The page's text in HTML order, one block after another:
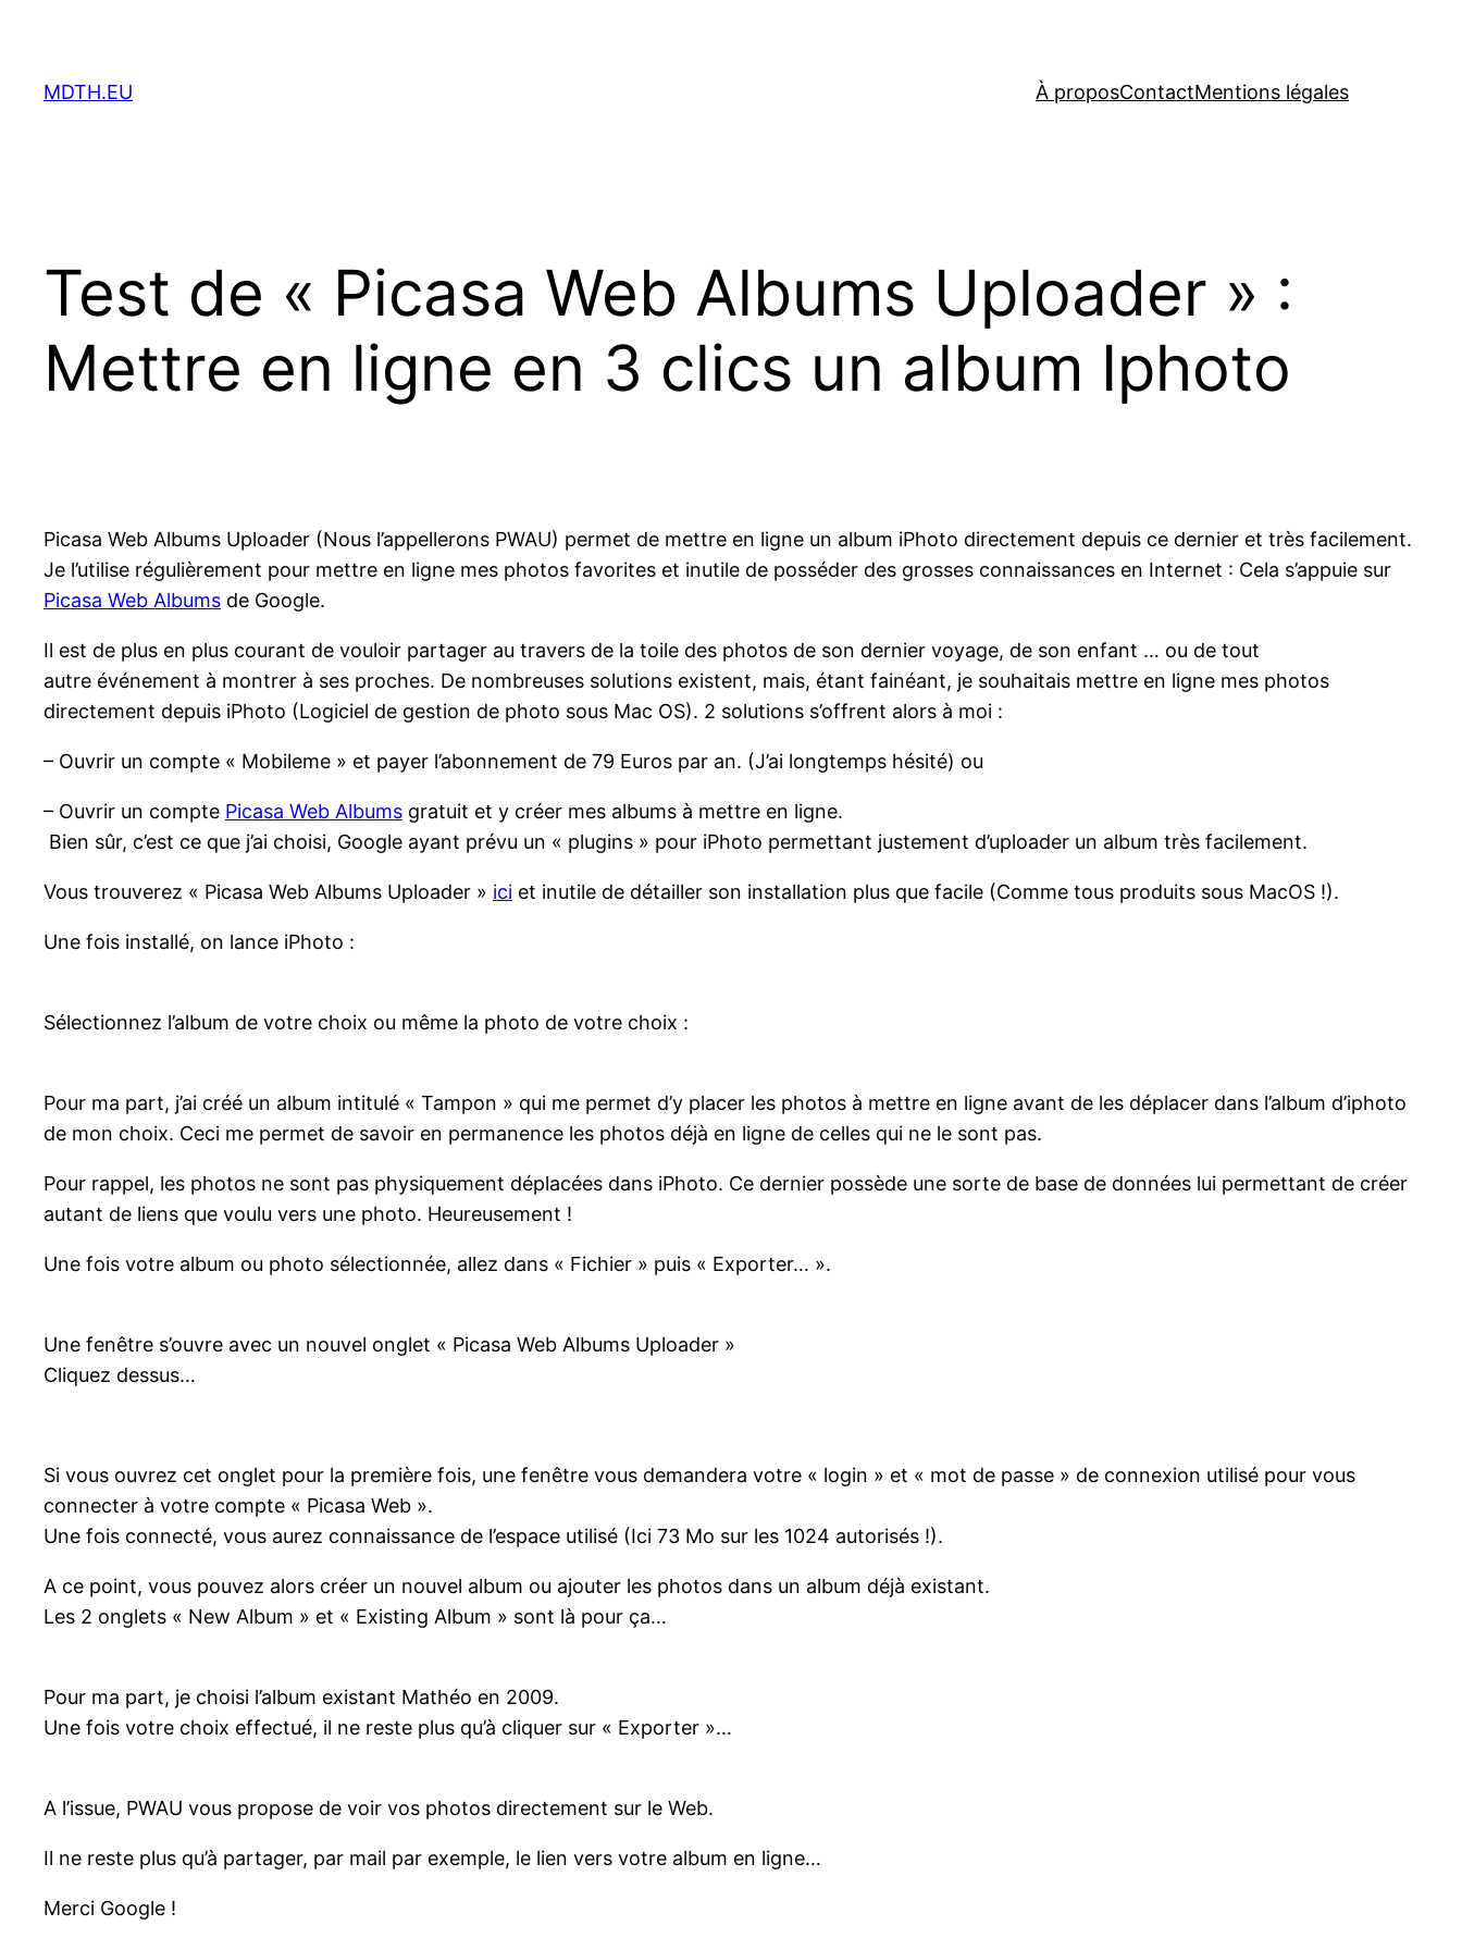
contenu
MDTH.EU À proposContactMentions légales
Test de « Picasa Web Albums Uploader » :
Mettre en ligne en 3 clics un album Iphoto
Picasa Web Albums Uploader (Nous l’appellerons PWAU) permet de mettre en ligne un album iPhoto directement depuis ce dernier et très facilement.
Je l’utilise régulièrement pour mettre en ligne mes photos favorites et inutile de posséder des grosses connaissances en Internet : Cela s’appuie sur
Picasa Web Albums de Google.
Il est de plus en plus courant de vouloir partager au travers de la toile des photos de son dernier voyage, de son enfant … ou de tout
autre événement à montrer à ses proches. De nombreuses solutions existent, mais, étant fainéant, je souhaitais mettre en ligne mes photos
directement depuis iPhoto (Logiciel de gestion de photo sous Mac OS). 2 solutions s’offrent alors à moi :
– Ouvrir un compte « Mobileme » et payer l’abonnement de 79 Euros par an. (J’ai longtemps hésité) ou
– Ouvrir un compte Picasa Web Albums gratuit et y créer mes albums à mettre en ligne.
Bien sûr, c’est ce que j’ai choisi, Google ayant prévu un « plugins » pour iPhoto permettant justement d’uploader un album très facilement.
Vous trouverez « Picasa Web Albums Uploader » ici et inutile de détailler son installation plus que facile (Comme tous produits sous MacOS !).
Une fois installé, on lance iPhoto :
Sélectionnez l’album de votre choix ou même la photo de votre choix :
Pour ma part, j’ai créé un album intitulé « Tampon » qui me permet d’y placer les photos à mettre en ligne avant de les déplacer dans l’album d’iphoto
de mon choix. Ceci me permet de savoir en permanence les photos déjà en ligne de celles qui ne le sont pas.
Pour rappel, les photos ne sont pas physiquement déplacées dans iPhoto. Ce dernier possède une sorte de base de données lui permettant de créer
autant de liens que voulu vers une photo. Heureusement !
Une fois votre album ou photo sélectionnée, allez dans « Fichier » puis « Exporter… ».
Une fenêtre s’ouvre avec un nouvel onglet « Picasa Web Albums Uploader »
Cliquez dessus…
Si vous ouvrez cet onglet pour la première fois, une fenêtre vous demandera votre « login » et « mot de passe » de connexion utilisé pour vous
connecter à votre compte « Picasa Web ».
Une fois connecté, vous aurez connaissance de l’espace utilisé (Ici 73 Mo sur les 1024 autorisés !).
A ce point, vous pouvez alors créer un nouvel album ou ajouter les photos dans un album déjà existant.
Les 2 onglets « New Album » et « Existing Album » sont là pour ça…
Pour ma part, je choisi l’album existant Mathéo en 2009.
Une fois votre choix effectué, il ne reste plus qu’à cliquer sur « Exporter »…
A l’issue, PWAU vous propose de voir vos photos directement sur le Web.
Il ne reste plus qu’à partager, par mail par exemple, le lien vers votre album en ligne…
Merci Google !